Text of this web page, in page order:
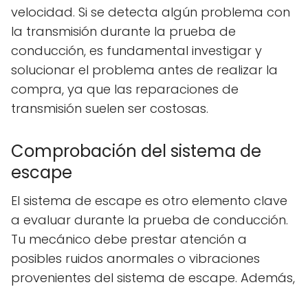
velocidad. Si se detecta algún problema con
la transmisión durante la prueba de
conducción, es fundamental investigar y
solucionar el problema antes de realizar la
compra, ya que las reparaciones de
transmisión suelen ser costosas.
Comprobación del sistema de
escape
El sistema de escape es otro elemento clave
a evaluar durante la prueba de conducción.
Tu mecánico debe prestar atención a
posibles ruidos anormales o vibraciones
provenientes del sistema de escape. Además,